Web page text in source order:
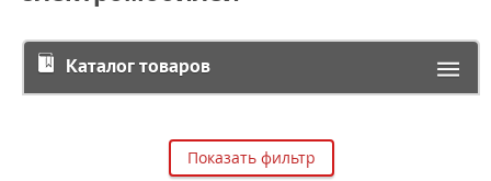
Каталог товаров
Показать фильтр